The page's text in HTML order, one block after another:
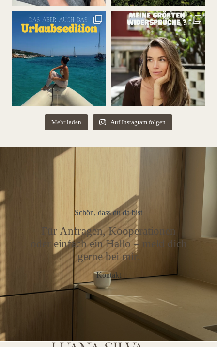
Mehr laden Auf Instagram folgen
Schön, dass du da bist
Für Anfragen, Kooperationen
oder einfach ein Hallo – meld dich
gerne bei mir.
Kontakt